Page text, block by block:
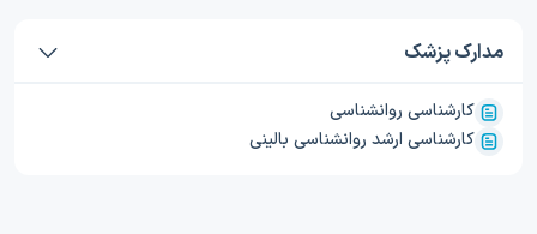
مدارک پزشک
کارشناسی روانشناسی
کارشناسی ارشد روانشناسی بالینی